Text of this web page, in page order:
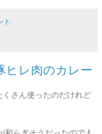
ト:
ヒレ肉のカレー
さん使ったのだけれど